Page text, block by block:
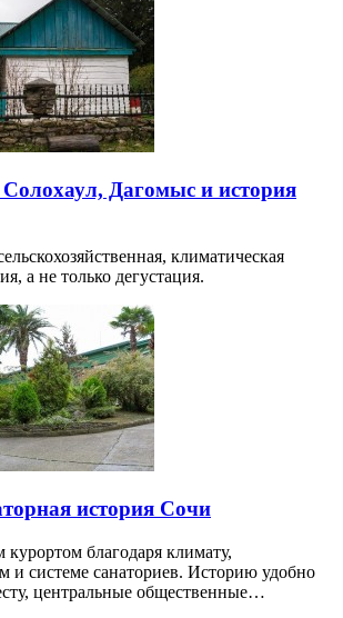
Дагомыс и история
климатическая
а не только дегустация.
история Сочи
благодаря климату,
и системе санаториев. Историю удобно
центральные общественные…